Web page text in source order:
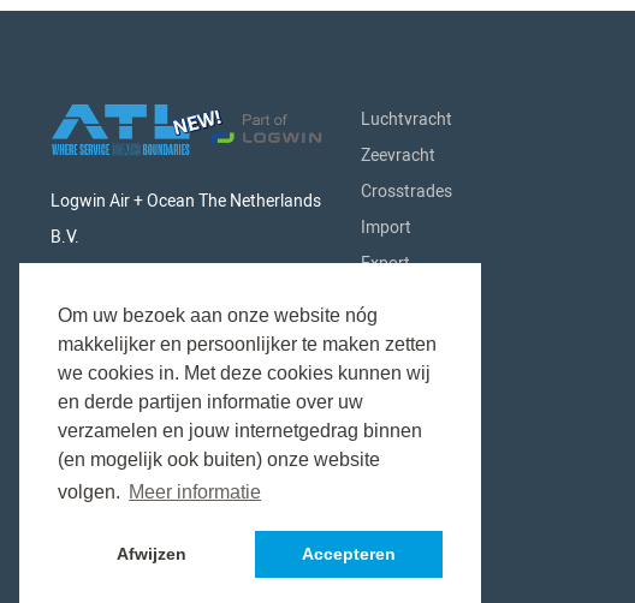
Om uw bezoek aan onze website nóg
makkelijker en persoonlijker te maken zetten
we cookies in. Met deze cookies kunnen wij
en derde partijen informatie over uw
verzamelen en jouw internetgedrag binnen
(en mogelijk ook buiten) onze website
volgen. Meer informatie
Afwijzen Accepteren
Logwin Air + Ocean The Netherlands
B.V.
Business Park
1175 RA Schiphol (Lijnden)
The Netherlands
Luchtvracht
Zeevracht
Crosstrades
Import
Export
Spoorvervoer
Industrieën
Netwerk
Over ons